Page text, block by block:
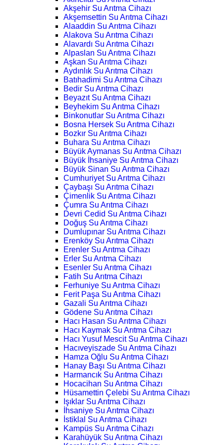
Akşehir Su Arıtma Cihazı
Akşemsettin Su Arıtma Cihazı
Alaaddin Su Arıtma Cihazı
Alakova Su Arıtma Cihazı
Alavardı Su Arıtma Cihazı
Alpaslan Su Arıtma Cihazı
Aşkan Su Arıtma Cihazı
Aydınlık Su Arıtma Cihazı
Batıhadimi Su Arıtma Cihazı
Bedir Su Arıtma Cihazı
Beyazıt Su Arıtma Cihazı
Beyhekim Su Arıtma Cihazı
Binkonutlar Su Arıtma Cihazı
Bosna Hersek Su Arıtma Cihazı
Bozkır Su Arıtma Cihazı
Buhara Su Arıtma Cihazı
Büyük Aymanas Su Arıtma Cihazı
Büyük İhsaniye Su Arıtma Cihazı
Büyük Sinan Su Arıtma Cihazı
Cumhuriyet Su Arıtma Cihazı
Çaybaşı Su Arıtma Cihazı
Çimenlik Su Arıtma Cihazı
Çumra Su Arıtma Cihazı
Devri Cedid Su Arıtma Cihazı
Doğuş Su Arıtma Cihazı
Dumlupınar Su Arıtma Cihazı
Erenköy Su Arıtma Cihazı
Erenler Su Arıtma Cihazı
Erler Su Arıtma Cihazı
Esenler Su Arıtma Cihazı
Fatih Su Arıtma Cihazı
Ferhuniye Su Arıtma Cihazı
Ferit Paşa Su Arıtma Cihazı
Gazali Su Arıtma Cihazı
Gödene Su Arıtma Cihazı
Hacı Hasan Su Arıtma Cihazı
Hacı Kaymak Su Arıtma Cihazı
Hacı Yusuf Mescit Su Arıtma Cihazı
Hacıveyiszade Su Arıtma Cihazı
Hamza Oğlu Su Arıtma Cihazı
Hanay Başı Su Arıtma Cihazı
Harmancık Su Arıtma Cihazı
Hocacihan Su Arıtma Cihazı
Hüsamettin Çelebi Su Arıtma Cihazı
Işıklar Su Arıtma Cihazı
İhsaniye Su Arıtma Cihazı
İstiklal Su Arıtma Cihazı
Kampüs Su Arıtma Cihazı
Karahüyük Su Arıtma Cihazı